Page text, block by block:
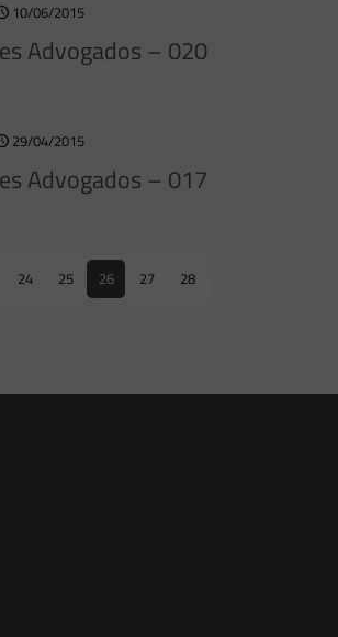
10/06/2015
Advogados – 020
29/04/2015
Advogados – 017
24 25 26 27 28